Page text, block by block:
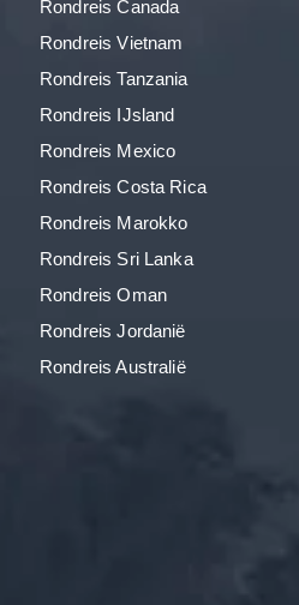
Rondreis Canada
Rondreis Vietnam
Rondreis Tanzania
Rondreis IJsland
Rondreis Mexico
Rondreis Costa Rica
Rondreis Marokko
Rondreis Sri Lanka
Rondreis Oman
Rondreis Jordanië
Rondreis Australië